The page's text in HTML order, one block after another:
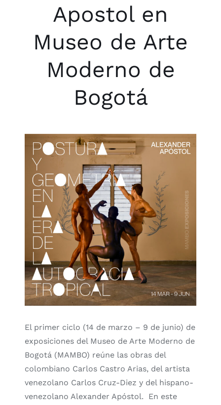
Apostol en
Museo de Arte
Moderno de
Bogotá
El primer ciclo (14 de marzo – 9 de junio) de
exposiciones del Museo de Arte Moderno de
Bogotá (MAMBO) reúne las obras del
colombiano Carlos Castro Arias, del artista
venezolano Carlos Cruz-Diez y del hispano-
venezolano Alexander Apóstol. En este